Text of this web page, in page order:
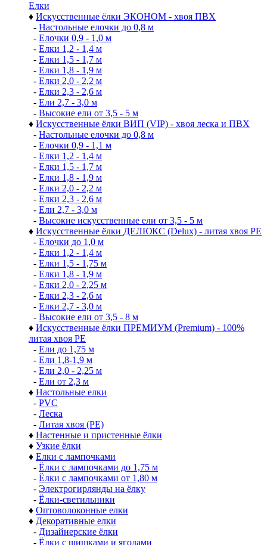
Елки
♦ Искусственные ёлки ЭКОНОМ - хвоя ПВХ
- Настольные елочки до 0,8 м
- Елочки 0,9 - 1,0 м
- Елки 1,2 - 1,4 м
- Елки 1,5 - 1,7 м
- Елки 1,8 - 1,9 м
- Елки 2,0 - 2,2 м
- Елки 2,3 - 2,6 м
- Ели 2,7 - 3,0 м
- Высокие ели от 3,5 - 5 м
♦ Искусственные ёлки ВИП (VIP) - хвоя леска и ПВХ
- Настольные елочки до 0,8 м
- Елочки 0,9 - 1,1 м
- Елки 1,2 - 1,4 м
- Елки 1,5 - 1,7 м
- Елки 1,8 - 1,9 м
- Елки 2,0 - 2,2 м
- Елки 2,3 - 2,6 м
- Ели 2,7 - 3,0 м
- Высокие искусственные ели от 3,5 - 5 м
♦ Искусственные ёлки ДЕЛЮКС (Delux) - литая хвоя РЕ
- Елочки до 1,0 м
- Елки 1,2 - 1,4 м
- Елки 1,5 - 1,75 м
- Елки 1,8 - 1,9 м
- Елки 2,0 - 2,25 м
- Елки 2,3 - 2,6 м
- Елки 2,7 - 3,0 м
- Высокие ели от 3,5 - 8 м
♦ Искусственные ёлки ПРЕМИУМ (Premium) - 100%
литая хвоя РЕ
- Ели до 1,75 м
- Ели 1,8-1,9 м
- Ели 2,0 - 2,25 м
- Ели от 2,3 м
♦ Настольные елки
- PVC
- Леска
- Литая хвоя (РЕ)
♦ Настенные и пристенные ёлки
♦ Узкие ёлки
♦ Елки с лампочками
- Ёлки с лампочками до 1,75 м
- Ёлки с лампочками от 1,80 м
- Электрогирлянды на ёлку
- Ёлки-светильники
♦ Оптоволоконные елки
♦ Декоративные елки
- Дизайнерские ёлки
- Ёлки с шишками и ягодами